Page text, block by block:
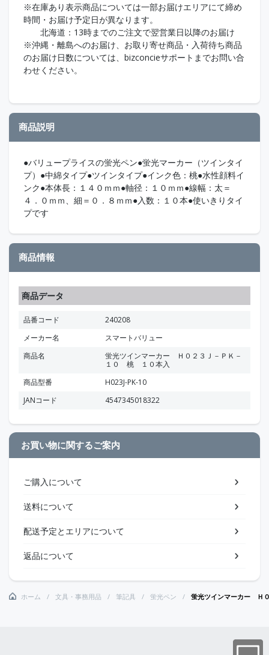
※在庫あり表示商品については一部お届けエリアにて締め
時間・お届け予定日が異なります。
北海道：13時までのご注文で翌営業日以降のお届け
※沖縄・離島へのお届け、お取り寄せ商品・入荷待ち商品
のお届け日数については、bizconcieサポートまでお問い合
わせください。
商品説明
●バリュープライスの蛍光ペン●蛍光マーカー（ツインタイ
プ）●中綿タイプ●ツインタイプ●インク色：桃●水性顔料イ
ンク●本体長：１４０ｍｍ●軸径：１０ｍｍ●線幅：太＝
４．０ｍｍ、細＝０．８ｍｍ●入数：１０本●使いきりタイ
プです
商品情報
商品データ
品番コード
240208
メーカー名
スマートバリュー
商品名
蛍光ツインマーカー Ｈ０２３Ｊ－ＰＫ－
１０ 桃 １０本入
商品型番
H023J-PK-10
JANコード
4547345018322
お買い物に関するご案内
ご購入について
送料について
配送予定とエリアについて
返品について
ホーム 文具・事務用品 筆記具 蛍光ペン 蛍光ツインマーカー Ｈ